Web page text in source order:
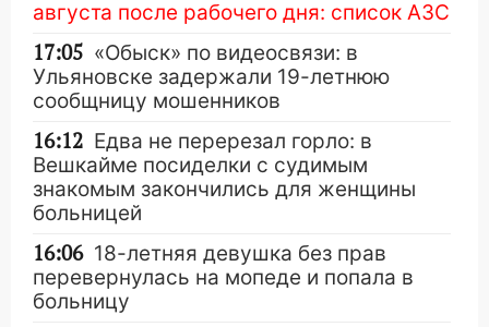
августа после рабочего дня: список АЗС
17:05 «Обыск» по видеосвязи: в
Ульяновске задержали 19-летнюю
сообщницу мошенников
16:12 Едва не перерезал горло: в
Вешкайме посиделки с судимым
знакомым закончились для женщины
больницей
16:06 18-летняя девушка без прав
перевернулась на мопеде и попала в
больницу